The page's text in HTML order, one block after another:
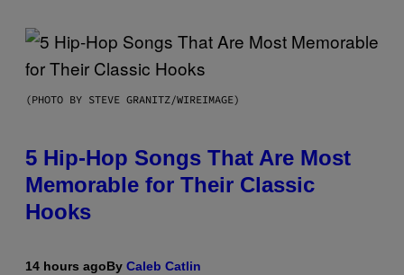
(PHOTO BY STEVE GRANITZ/WIREIMAGE)
5 Hip-Hop Songs That Are Most
Memorable for Their Classic
Hooks
14 hours agoBy Caleb Catlin